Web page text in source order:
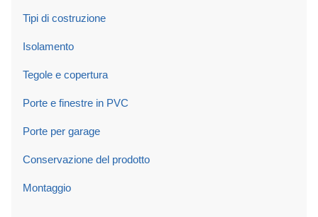
Tipi di costruzione
Isolamento
Tegole e copertura
Porte e finestre in PVC
Porte per garage
Conservazione del prodotto
Montaggio